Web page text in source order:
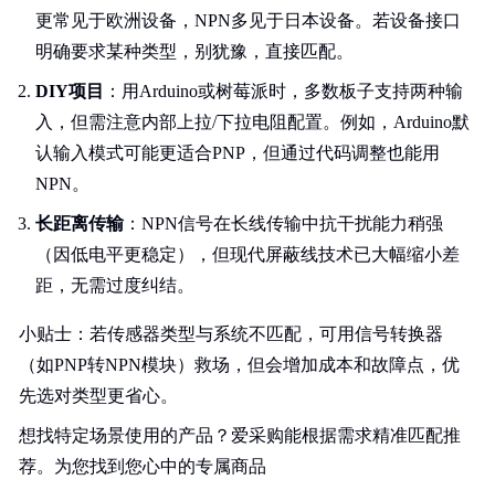
更常见于欧洲设备，NPN多见于日本设备。若设备接口
明确要求某种类型，别犹豫，直接匹配。
DIY项目
：用Arduino或树莓派时，多数板子支持两种输
入，但需注意内部上拉/下拉电阻配置。例如，Arduino默
认输入模式可能更适合PNP，但通过代码调整也能用
NPN。
长距离传输：NPN信号在长线传输中抗干扰能力稍强
（因低电平更稳定），但现代屏蔽线技术已大幅缩小差
距，无需过度纠结。
小贴士：若传感器类型与系统不匹配，可用信号转换器
（如PNP转NPN模块）救场，但会增加成本和故障点，优
先选对类型更省心。
想找特定场景使用的产品？爱采购能根据需求精准匹配推
荐。为您找到您心中的专属商品